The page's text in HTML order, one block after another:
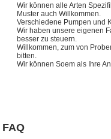
Wir können alle Arten
Muster auch Willkommen.
Verschiedene Pumpen und
Wir haben unsere eigenen
besser zu steuern.
Willkommen, zum von
bitten.
Wir können Soem als Ihre
FAQ